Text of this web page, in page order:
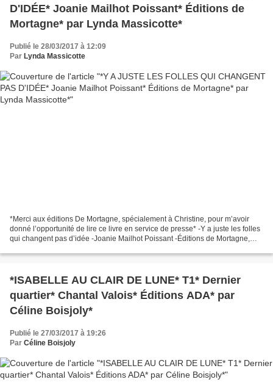
D'IDÉE* Joanie Mailhot Poissant* Éditions de
Mortagne* par Lynda Massicotte*
Publié le 28/03/2017 à 12:09
Par Lynda Massicotte
*Merci aux éditions De Mortagne, spécialement à Christine, pour m’avoir
donné l’opportunité de lire ce livre en service de presse* -Y a juste les folles
qui changent pas d’idée -Joanie Mailhot Poissant -Éditions de Mortagne,
*ISABELLE AU CLAIR DE LUNE* T1* Dernier
quartier* Chantal Valois* Éditions ADA* par
Céline Boisjoly*
Publié le 27/03/2017 à 19:26
Par Céline Boisjoly